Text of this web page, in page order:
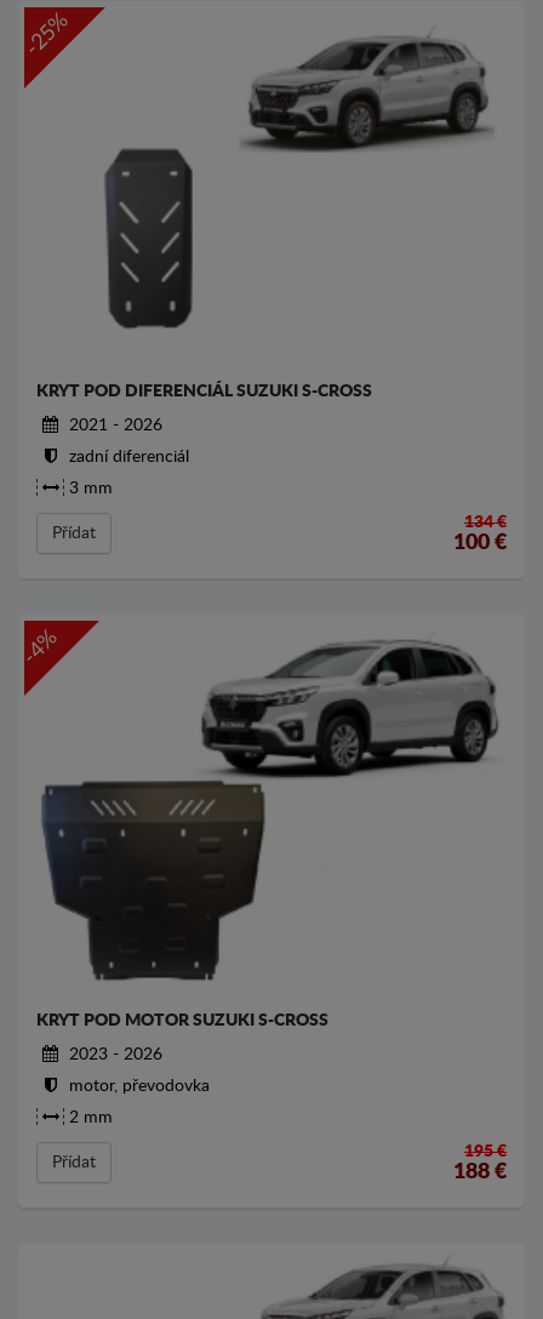
-25%
KRYT POD DIFERENCIÁL SUZUKI S-CROSS
2021 - 2026
zadní diferenciál
3 mm
Přídat
134 €
100 €
-4%
KRYT POD MOTOR SUZUKI S-CROSS
2023 - 2026
motor, převodovka
2 mm
Přídat
195 €
188 €